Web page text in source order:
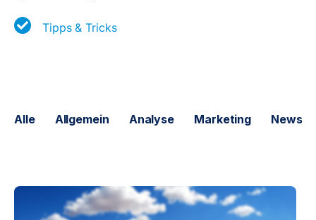
Tipps & Tricks
Alle Allgemein Analyse Marketing News